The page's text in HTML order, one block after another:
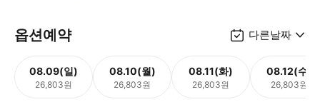
옵션예약 다른날짜
08.09(일)
26,803원
08.10(월)
26,803원
08.11(화)
26,803원
08.12(수)
26,803원